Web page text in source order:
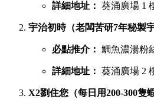
詳細地址： 葵涌廣場 1
宇治初時（老闆苦研7年秘製
必點推介： 鯛魚濃湯粉
詳細地址： 葵涌廣場 2
X2劉住您（每日用200-300隻